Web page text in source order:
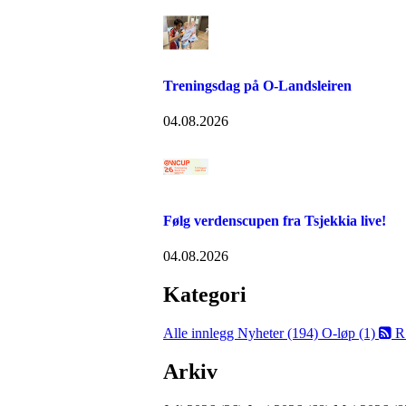
Treningsdag på O-Landsleiren
04.08.2026
Følg verdenscupen fra Tsjekkia live!
04.08.2026
Kategori
Alle innlegg Nyheter (194) O-løp (1)
Arkiv